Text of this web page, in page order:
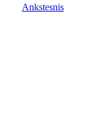
Ankstesnis